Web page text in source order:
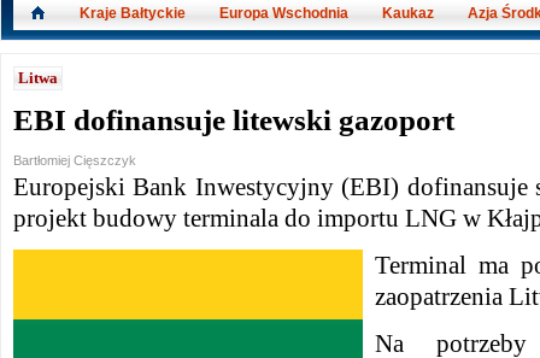
Litwa
EBI dofinansuje litewski gazoport
Bartłomiej Cięszczyk
Europejski Bank Inwestycyjny (EBI) dofinansuje
projekt budowy terminala do importu LNG w
Terminal ma
zaopatrzenia
Na potrzeby
Kraje Bałtyckie Europa Wschodnia Kaukaz Azja